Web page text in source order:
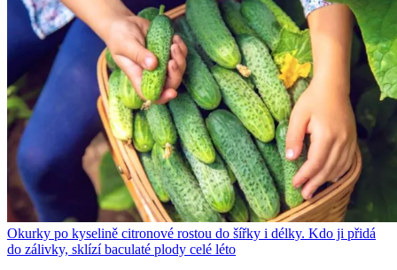
Okurky po kyselině citronové rostou do šířky i délky. Kdo ji přidá
do zálivky, sklízí baculaté plody celé léto